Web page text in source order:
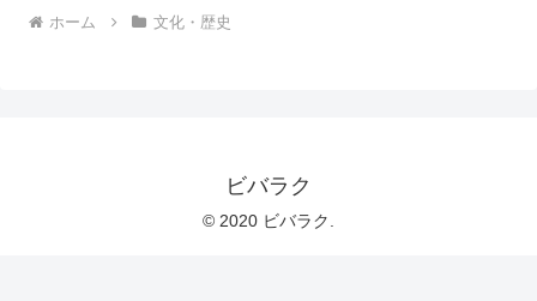
ホーム 文化・歴史
ビバラク
© 2020 ビバラク.